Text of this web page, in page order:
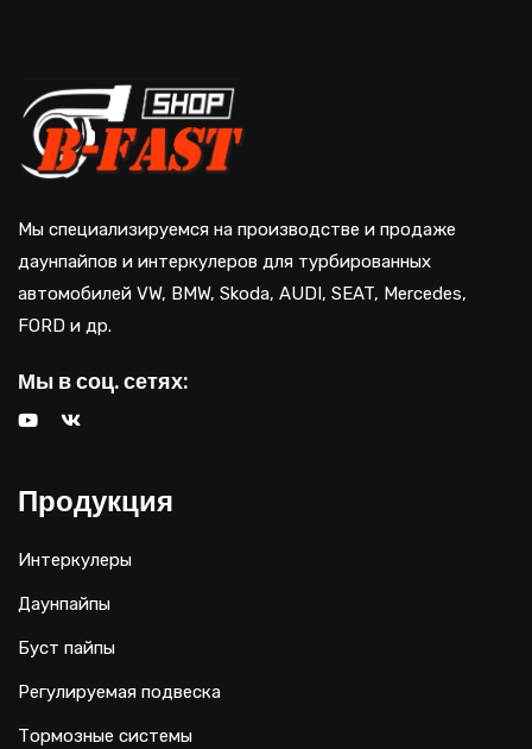
Мы специализируемся на производстве и продаже
даунпайпов и интеркулеров для турбированных
автомобилей VW, BMW, Skoda, AUDI, SEAT, Mercedes,
FORD и др.
Мы в соц. сетях:
Продукция
Интеркулеры
Даунпайпы
Буст пайпы
Регулируемая подвеска
Тормозные системы